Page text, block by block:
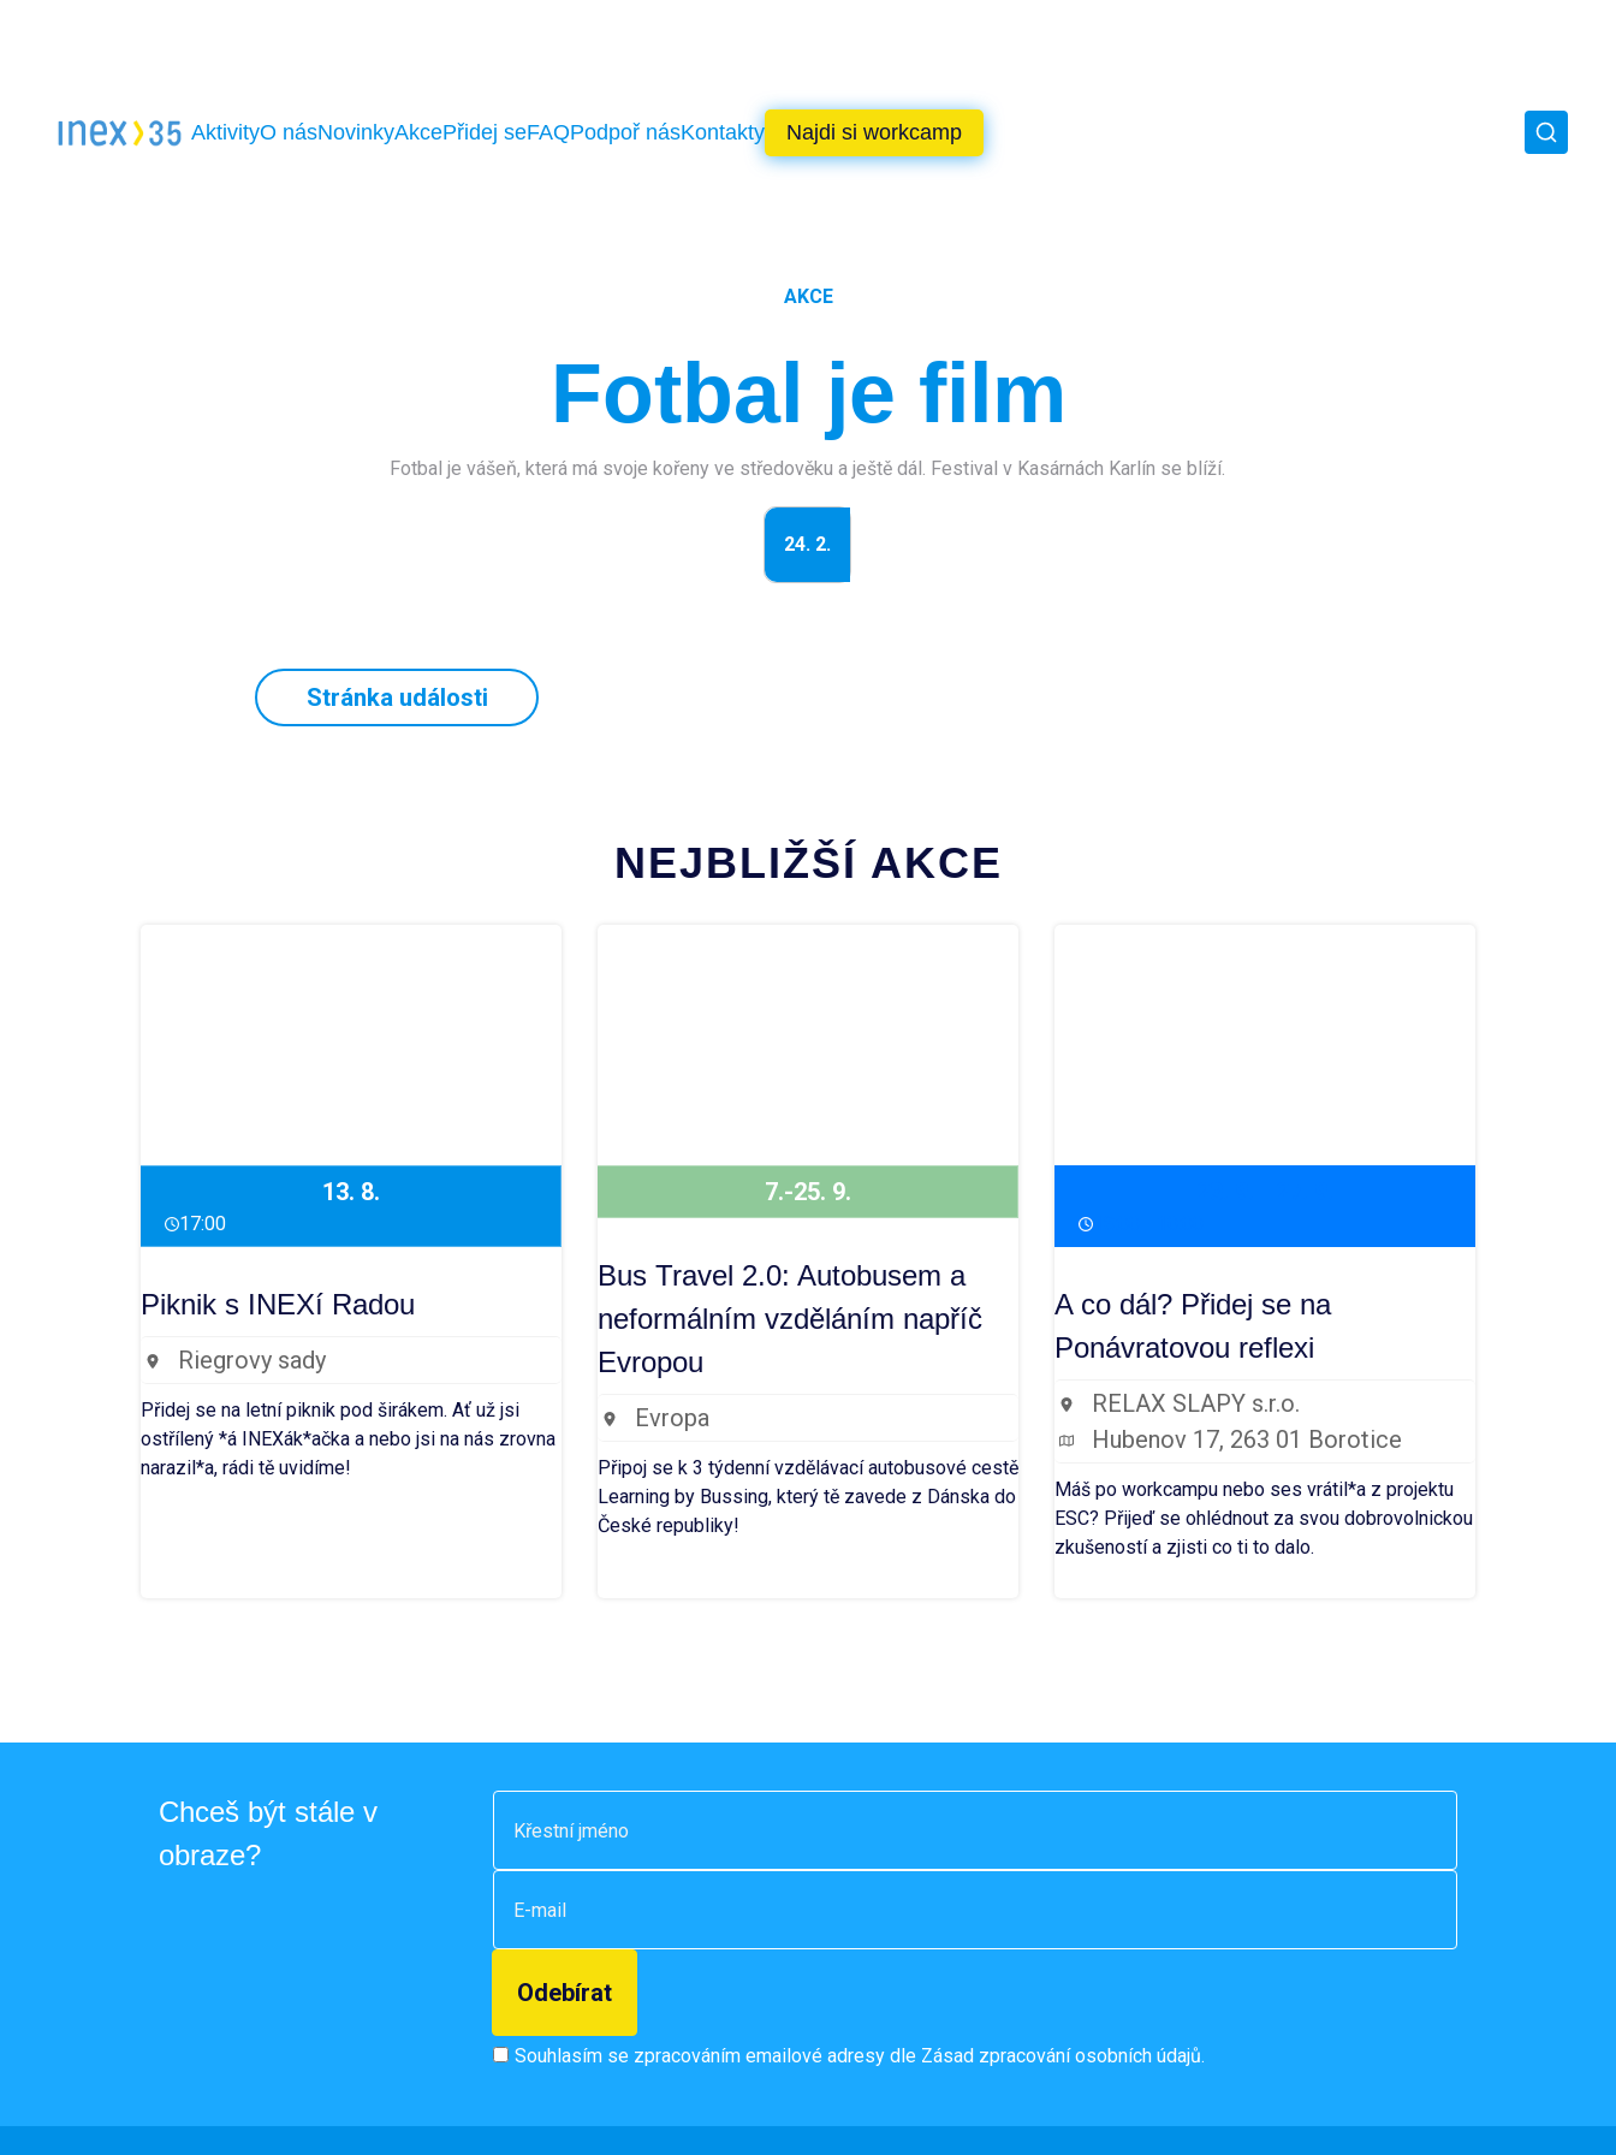
AktivityO násNovinkyAkcePřidej seFAQPodpoř násKontakty Najdi si workcamp
AKCE
Fotbal je film
Fotbal je vášeň, která má svoje kořeny ve středověku a ještě dál. Festival v Kasárnách Karlín se blíží.
24. 2.
Stránka události
NEJBLIŽŠÍ AKCE
13. 8.
17:00
Piknik s INEXí Radou
Riegrovy sady
Přidej se na letní piknik pod širákem. Ať už jsi
ostřílený *á INEXák*ačka a nebo jsi na nás zrovna
narazil*a, rádi tě uvidíme!
7.-25. 9.
Bus Travel 2.0: Autobusem a
neformálním vzděláním napříč
Evropou
Evropa
Připoj se k 3 týdenní vzdělávací autobusové cestě
Learning by Bussing, který tě zavede z Dánska do
České republiky!
A co dál? Přidej se na
Ponávratovou reflexi
RELAX SLAPY s.r.o.
Hubenov 17, 263 01 Borotice
Máš po workcampu nebo ses vrátil*a z projektu
ESC? Přijeď se ohlédnout za svou dobrovolnickou
zkušeností a zjisti co ti to dalo.
Chceš být stále v
obraze?
Souhlasím se zpracováním emailové adresy dle Zásad zpracování osobních údajů.